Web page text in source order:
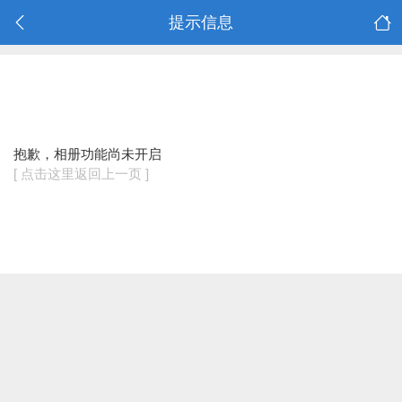
提示信息
抱歉，相册功能尚未开启
[ 点击这里返回上一页 ]